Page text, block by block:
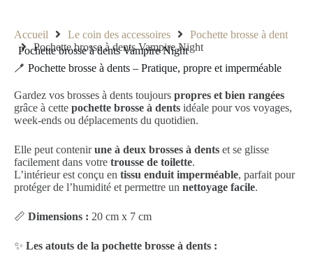
Accueil Le coin des accessoires
Pochette brosse à dent
Pochette brosse à dents Vampire Night
Pochette brosse à dents Vampire Night
🪥 Pochette brosse à dents – Pratique, propre et imperméable
Gardez vos brosses à dents toujours propres et bien rangées
grâce à cette pochette brosse à dents idéale pour vos voyages,
week-ends ou déplacements du quotidien.
Elle peut contenirune à deux brosses à dents et se glisse
facilement dans votre trousse de toilette.
L’intérieur est conçu en tissu enduit imperméable, parfait pour
protéger de l’humidité et permettre un nettoyage facile.
📏 Dimensions : 20 cm x 7 cm
✨ Les atouts de la pochette brosse à dents :